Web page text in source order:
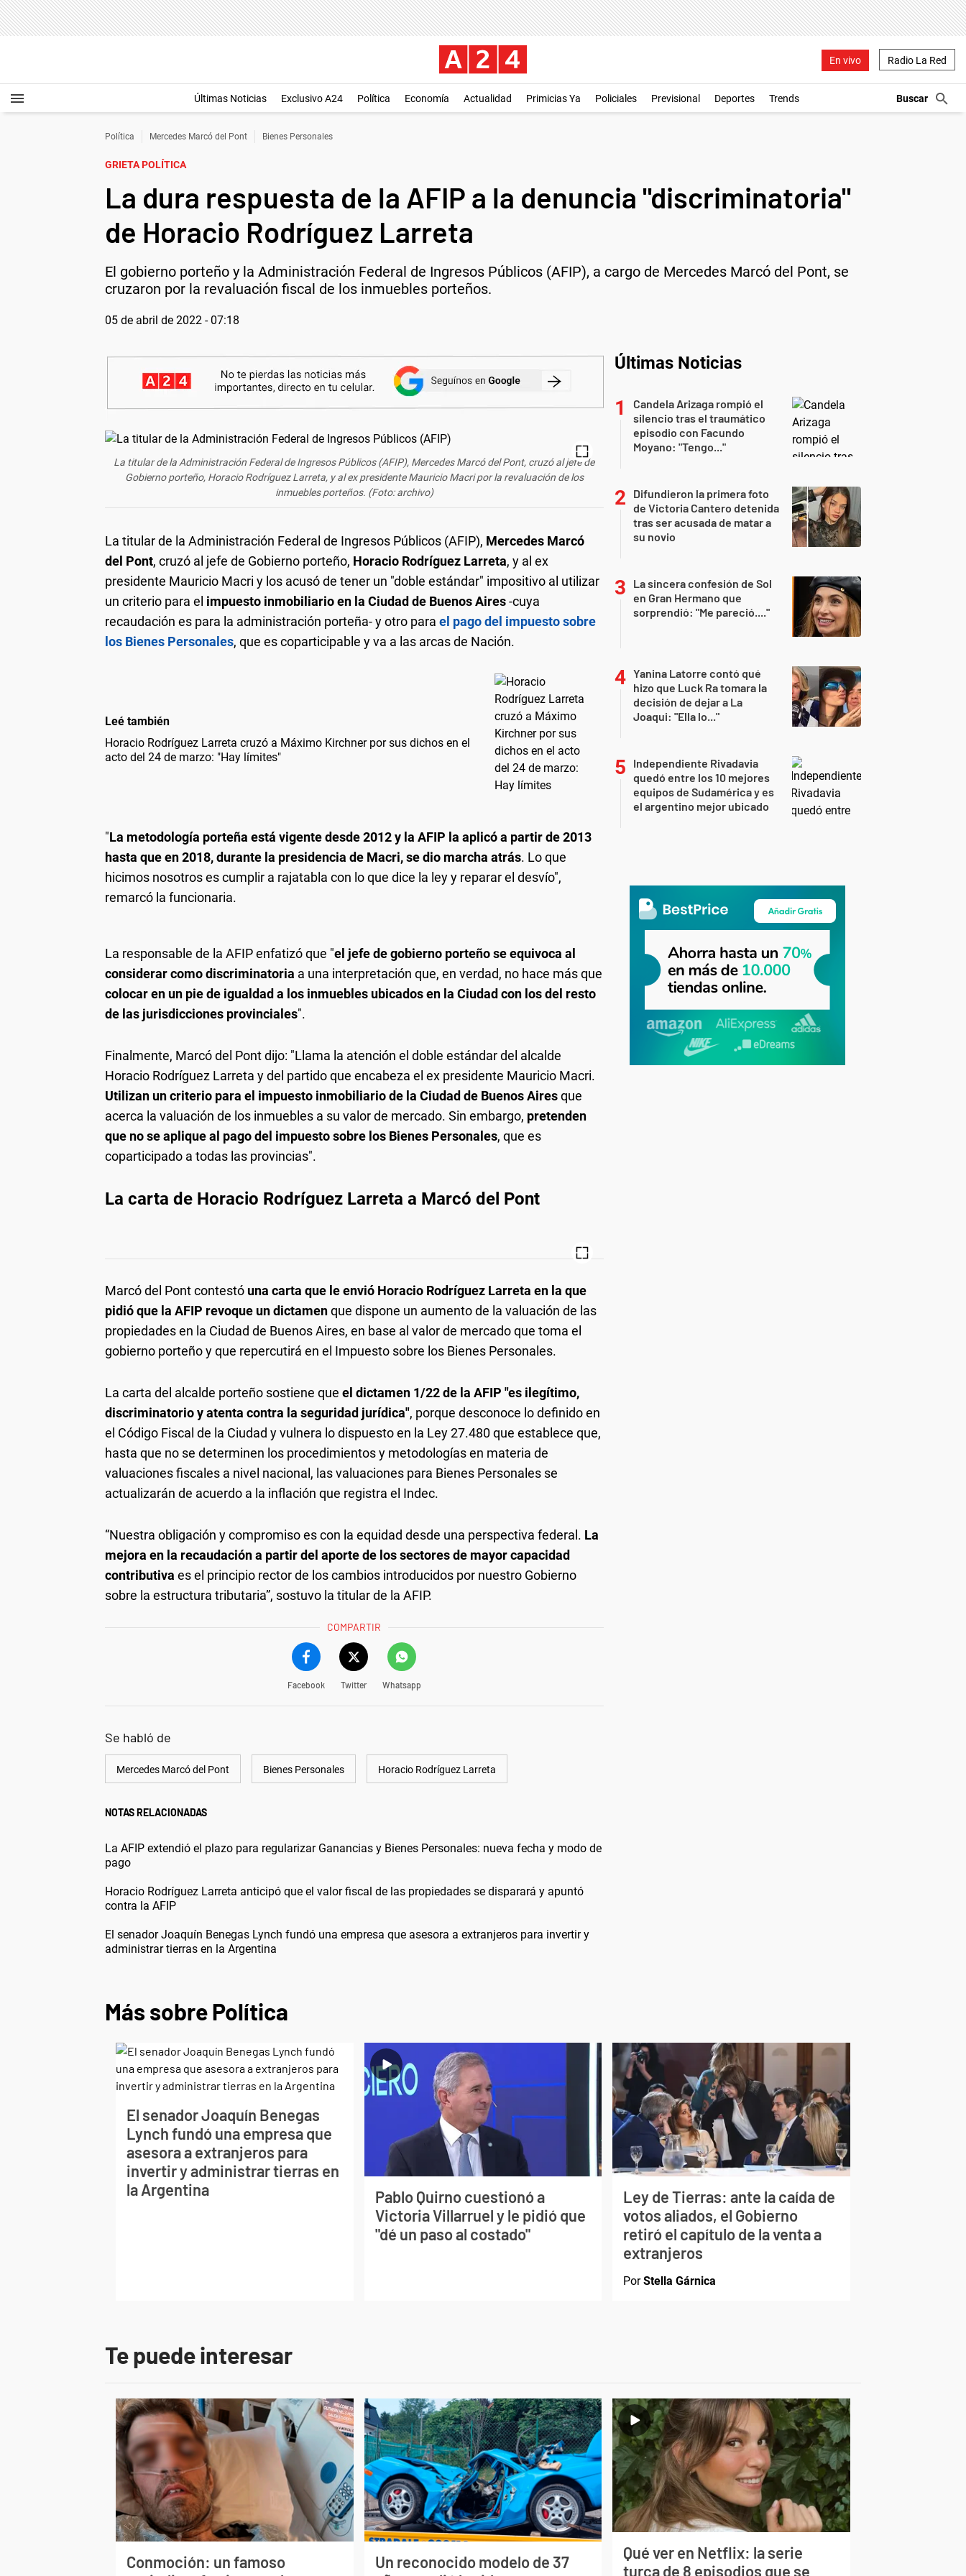
En vivo Radio La Red
Últimas Noticias Exclusivo A24 Política Economía Actualidad Primicias Ya Policiales Previsional Deportes Trends
Política Mercedes Marcó del Pont Bienes Personales
GRIETA POLÍTICA
La dura respuesta de la AFIP a la denuncia "discriminatoria"
de Horacio Rodríguez Larreta
El gobierno porteño y la Administración Federal de Ingresos Públicos (AFIP), a cargo de Mercedes Marcó del Pont, se
cruzaron por la revaluación fiscal de los inmuebles porteños.
05 de abril de 2022 - 07:18
La titular de la Administración Federal de Ingresos Públicos (AFIP), Mercedes Marcó del Pont, cruzó al jefe de
Gobierno porteño, Horacio Rodríguez Larreta, y al ex presidente Mauricio Macri por la revaluación de los
inmuebles porteños. (Foto: archivo)
La titular de la Administración Federal de Ingresos Públicos (AFIP), Mercedes Marcó
del Pont, cruzó al jefe de Gobierno porteño, Horacio Rodríguez Larreta, y al ex
presidente Mauricio Macri y los acusó de tener un "doble estándar" impositivo al utilizar
un criterio para el impuesto inmobiliario en la Ciudad de Buenos Aires-cuya
recaudación es para la administración porteña- y otro para el pago del impuesto sobre
los Bienes Personales, que es coparticipable y va a las arcas de Nación.
Leé también
Horacio Rodríguez Larreta cruzó a Máximo Kirchner por sus dichos en el
acto del 24 de marzo: "Hay límites"
"La metodología porteña está vigente desde 2012 y la AFIP la aplicó a partir de 2013
hasta que en 2018, durante la presidencia de Macri, se dio marcha atrás. Lo que
hicimos nosotros es cumplir a rajatabla con lo que dice la ley y reparar el desvío",
remarcó la funcionaria.
La responsable de la AFIP enfatizó que "el jefe de gobierno porteño se equivoca al
considerar como discriminatoria a una interpretación que, en verdad, no hace más que
colocar en un pie de igualdad a los inmuebles ubicados en la Ciudad con los del resto
de las jurisdicciones provinciales".
Finalmente, Marcó del Pont dijo: "Llama la atención el doble estándar del alcalde
Horacio Rodríguez Larreta y del partido que encabeza el ex presidente Mauricio Macri.
Utilizan un criterio para el impuesto inmobiliario de la Ciudad de Buenos Airesque
acerca la valuación de los inmuebles a su valor de mercado. Sin embargo, pretenden
que no se aplique al pago del impuesto sobre los Bienes Personales, que es
coparticipado a todas las provincias".
La carta de Horacio Rodríguez Larreta a Marcó del Pont
Marcó del Pont contestó una carta que le envió Horacio Rodríguez Larreta en la que
pidió que la AFIP revoque un dictamenque dispone un aumento de la valuación de las
propiedades en la Ciudad de Buenos Aires, en base al valor de mercado que toma el
gobierno porteño y que repercutirá en el Impuesto sobre los Bienes Personales.
La carta del alcalde porteño sostiene que el dictamen 1/22 de la AFIP "es ilegítimo,
discriminatorio y atenta contra la seguridad jurídica", porque desconoce lo definido en
el Código Fiscal de la Ciudad y vulnera lo dispuesto en la Ley 27.480 que establece que,
hasta que no se determinen los procedimientos y metodologías en materia de
valuaciones fiscales a nivel nacional, las valuaciones para Bienes Personales se
actualizarán de acuerdo a la inflación que registra el Indec.
“Nuestra obligación y compromiso es con la equidad desde una perspectiva federal. La
mejora en la recaudación a partir del aporte de los sectores de mayor capacidad
contributiva es el principio rector de los cambios introducidos por nuestro Gobierno
sobre la estructura tributaria”, sostuvo la titular de la AFIP.
COMPARTIR
Facebook Twitter Whatsapp
Se habló de
Mercedes Marcó del Pont Bienes Personales Horacio Rodríguez Larreta
NOTAS RELACIONADAS
La AFIP extendió el plazo para regularizar Ganancias y Bienes Personales: nueva fecha y modo de
pago
Horacio Rodríguez Larreta anticipó que el valor fiscal de las propiedades se disparará y apuntó
contra la AFIP
El senador Joaquín Benegas Lynch fundó una empresa que asesora a extranjeros para invertir y
administrar tierras en la Argentina
Últimas Noticias
Candela Arizaga rompió el
silencio tras el traumático
episodio con Facundo
Moyano: "Tengo..."
Difundieron la primera foto
de Victoria Cantero detenida
tras ser acusada de matar a
su novio
La sincera confesión de Sol
en Gran Hermano que
sorprendió: "Me pareció...."
Yanina Latorre contó qué
hizo que Luck Ra tomara la
decisión de dejar a La
Joaqui: "Ella lo..."
Independiente Rivadavia
quedó entre los 10 mejores
equipos de Sudamérica y es
el argentino mejor ubicado
Más sobre Política
El senador Joaquín Benegas
Lynch fundó una empresa que
asesora a extranjeros para
invertir y administrar tierras en
la Argentina
Pablo Quirno cuestionó a
Victoria Villarruel y le pidió que
"dé un paso al costado"
Ley de Tierras: ante la caída de
votos aliados, el Gobierno
retiró el capítulo de la venta a
extranjeros
PorStella Gárnica
Te puede interesar
Conmoción: un famoso
Un reconocido modelo de 37
Qué ver en Netflix: la serie
turca de 8 episodios que se